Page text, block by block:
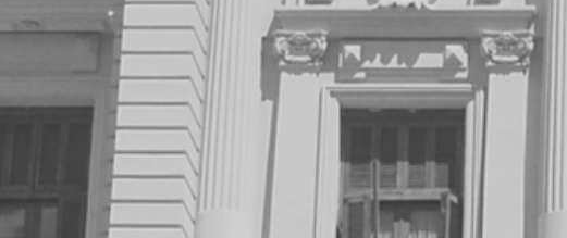
Geociencias
Informática
Matemática